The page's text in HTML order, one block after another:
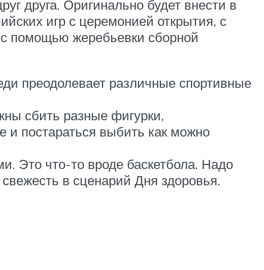
друга. Оригинально будет внести в
игр с церемонией открытия, с
помощью жеребьевки сборной
преодолевает различные спортивные
сбить разные фигурки,
и постараться выбить как можно
Это что-то вроде баскетбола. Надо
в сценарий Дня здоровья.